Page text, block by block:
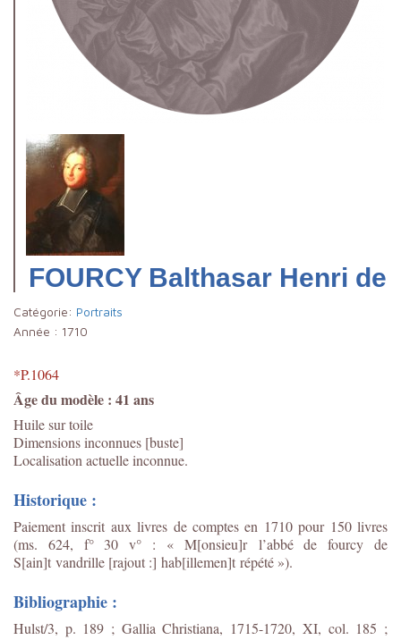
FOURCY Balthasar Henri de
Catégorie: Portraits
Année : 1710
*P.1064
Âge du modèle : 41 ans
Huile sur toile
Dimensions inconnues [buste]
Localisation actuelle inconnue.
Historique :
Paiement inscrit aux livres de comptes en 1710 pour 150 livres
(ms. 624, f° 30 v° : « M[onsieu]r l’abbé de fourcy de
S[ain]t vandrille [rajout :] hab[illemen]t répété »).
Bibliographie :
Hulst/3, p. 189 ; Gallia Christiana, 1715-1720, XI, col. 185 ;